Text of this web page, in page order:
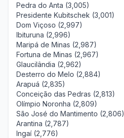
Pedra do Anta (3,005)
Presidente Kubitschek (3,001)
Dom Viçoso (2,997)
Ibituruna (2,996)
Maripá de Minas (2,987)
Fortuna de Minas (2,967)
Glaucilândia (2,962)
Desterro do Melo (2,884)
Arapuá (2,835)
Conceição das Pedras (2,813)
Olímpio Noronha (2,809)
São José do Mantimento (2,806)
Arantina (2,787)
Ingaí (2,776)